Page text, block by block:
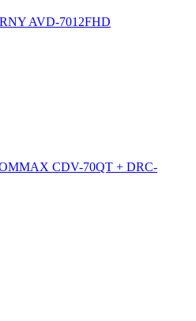
AVD-7012FHD
CDV-70QT + DRC-